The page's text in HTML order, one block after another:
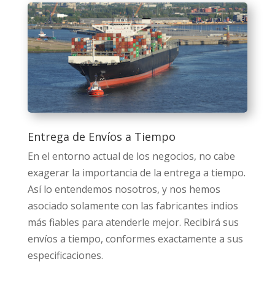
Entrega de Envíos a Tiempo
En el entorno actual de los negocios, no cabe
exagerar la importancia de la entrega a tiempo.
Así lo entendemos nosotros, y nos hemos
asociado solamente con las fabricantes indios
más fiables para atenderle mejor. Recibirá sus
envíos a tiempo, conformes exactamente a sus
especificaciones.